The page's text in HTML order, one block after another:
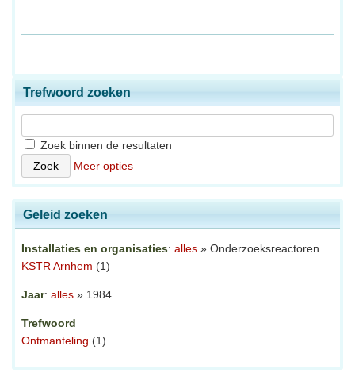
Trefwoord zoeken
Zoek binnen de resultaten
Meer opties
Geleid zoeken
Installaties en organisaties: alles » Onderzoeksreactoren
KSTR Arnhem (1)
Jaar: alles » 1984
Trefwoord
Ontmanteling (1)